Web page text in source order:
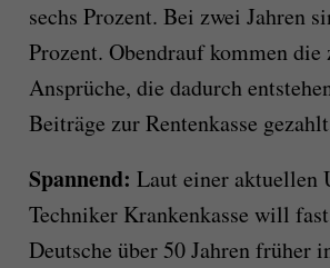
sechs Prozent. Bei zwei Jahren
Prozent. Obendrauf kommen die
Ansprüche, die dadurch
Beiträge zur Rentenkasse
Spannend: Laut einer aktuellen
Techniker Krankenkasse will
Deutsche über 50 Jahren früher